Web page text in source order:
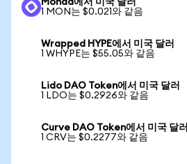
Monad에서 미국 달러
1 MON는 $0.021와 같음
Wrapped HYPE에서 미국 달러
1 WHYPE는 $55.05와 같음
Lido DAO Token에서 미국 달러
1 LDO는 $0.2926와 같음
Curve DAO Token에서 미국 달러
1 CRV는 $0.2277와 같음